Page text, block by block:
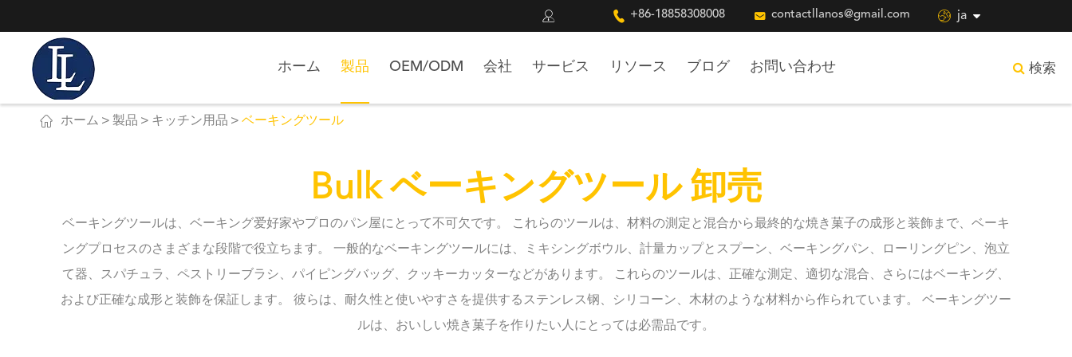
  +86-18858308008  contactllanos@gmail.com  ja
ホーム 製品 OEM/ODM 会社 サービス リソース ブログ お問い合わせ 検索
 ホーム 製品 キッチン用品 ベーキングツール
Bulk ベーキングツール 卸売
ベーキングツールは、ベーキング爱好家やプロのパン屋にとって不可欠です。 これらのツールは、材料の測定と混合から最終的な焼き菓子の成形と装飾まで、ベーキ
ングプロセスのさまざまな段階で役立ちます。 一般的なベーキングツールには、ミキシングボウル、計量カップとスプーン、ベーキングパン、ローリングピン、泡立
て器、スパチュラ、ペストリーブラシ、パイピングバッグ、クッキーカッターなどがあります。 これらのツールは、正確な測定、適切な混合、さらにはベーキング、
および正確な成形と装飾を保証します。 彼らは、耐久性と使いやすさを提供するステンレス钢、シリコーン、木材のような材料から作られています。 ベーキングツー
ルは、おいしい焼き菓子を作りたい人にとっては必需品です。